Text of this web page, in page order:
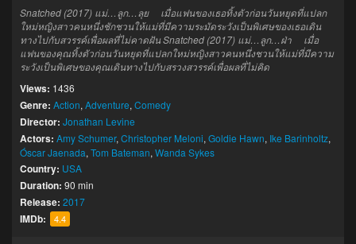
Snatched (2017) แม่…ลูก…ลุย เมื่อแฟนของเธอทิ้งตัวก่อนวันหยุดที่แปลก
ใหม่หญิงสาวคนหนึ่งชักชวนให้แม่ที่มีความระมัดระวังเป็นพิเศษของเธอเดิน
ทางไปกับสวรรค์เพื่อผลที่ไม่คาดฝันSnatched (2017) แม่…ลูก…ฝ่า
เมื่อ
แฟนของคุณทิ้งตัวก่อนวันหยุดที่แปลกใหม่หญิงสาวคนหนึ่งชวนให้แม่ที่มีความ
ระวังเป็นพิเศษของคุณเดินทางไปกับสรวงสวรรค์เพื่อผลที่ไม่คิด
Views: 1436
Genre: Action,Adventure,Comedy
Director: Jonathan Levine
Actors: Amy Schumer,Christopher Meloni,Goldie Hawn, Ike Barinholtz,
Óscar Jaenada,Tom Bateman,Wanda Sykes
Country: USA
Duration: 90 min
Release: 2017
IMDb: 4.4